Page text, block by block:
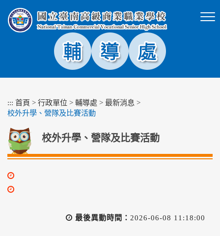
塊
::: 首頁 > 行政單位 > 輔導處 > 最新消息 >
校外升學、營隊及比賽活動
校外升學、營隊及比賽活動
最後異動時間： 2026-06-08 11:18:00